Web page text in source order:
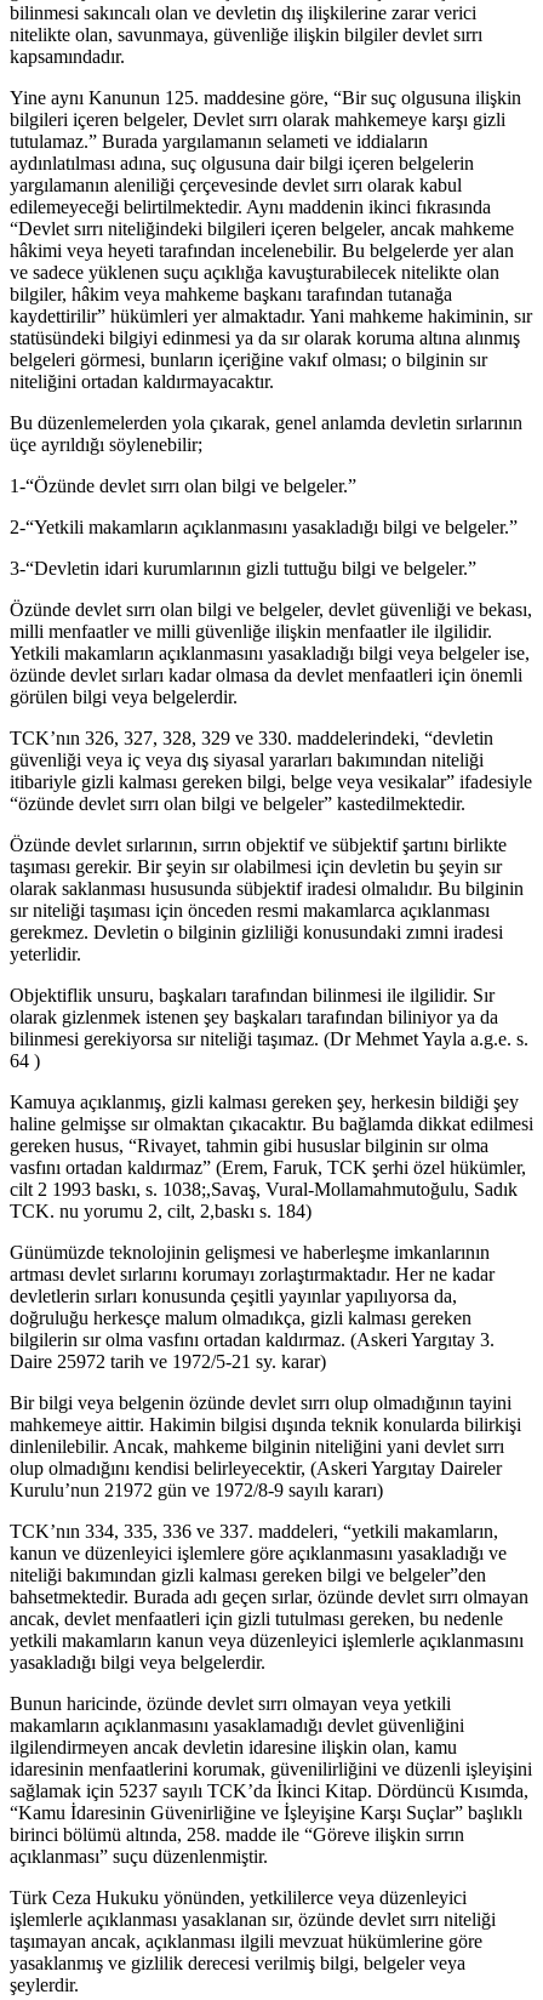
bilinmesi sakıncalı olan ve devletin dış ilişkilerine zarar verici
nitelikte olan, savunmaya, güvenliğe ilişkin bilgiler devlet sırrı
kapsamındadır.
Yine aynı Kanunun 125. maddesine göre, “Bir suç olgusuna ilişkin
bilgileri içeren belgeler, Devlet sırrı olarak mahkemeye karşı gizli
tutulamaz.” Burada yargılamanın selameti ve iddiaların
aydınlatılması adına, suç olgusuna dair bilgi içeren belgelerin
yargılamanın aleniliği çerçevesinde devlet sırrı olarak kabul
edilemeyeceği belirtilmektedir. Aynı maddenin ikinci fıkrasında
“Devlet sırrı niteliğindeki bilgileri içeren belgeler, ancak mahkeme
hâkimi veya heyeti tarafından incelenebilir. Bu belgelerde yer alan
ve sadece yüklenen suçu açıklığa kavuşturabilecek nitelikte olan
bilgiler, hâkim veya mahkeme başkanı tarafından tutanağa
kaydettirilir” hükümleri yer almaktadır. Yani mahkeme hakiminin, sır
statüsündeki bilgiyi edinmesi ya da sır olarak koruma altına alınmış
belgeleri görmesi, bunların içeriğine vakıf olması; o bilginin sır
niteliğini ortadan kaldırmayacaktır.
Bu düzenlemelerden yola çıkarak, genel anlamda devletin sırlarının
üçe ayrıldığı söylenebilir;
1-“Özünde devlet sırrı olan bilgi ve belgeler.”
2-“Yetkili makamların açıklanmasını yasakladığı bilgi ve belgeler.”
3-“Devletin idari kurumlarının gizli tuttuğu bilgi ve belgeler.”
Özünde devlet sırrı olan bilgi ve belgeler, devlet güvenliği ve bekası,
milli menfaatler ve milli güvenliğe ilişkin menfaatler ile ilgilidir.
Yetkili makamların açıklanmasını yasakladığı bilgi veya belgeler ise,
özünde devlet sırları kadar olmasa da devlet menfaatleri için önemli
görülen bilgi veya belgelerdir.
TCK’nın 326, 327, 328, 329 ve 330. maddelerindeki, “devletin
güvenliği veya iç veya dış siyasal yararları bakımından niteliği
itibariyle gizli kalması gereken bilgi, belge veya vesikalar” ifadesiyle
“özünde devlet sırrı olan bilgi ve belgeler” kastedilmektedir.
Özünde devlet sırlarının, sırrın objektif ve sübjektif şartını birlikte
taşıması gerekir. Bir şeyin sır olabilmesi için devletin bu şeyin sır
olarak saklanması hususunda sübjektif iradesi olmalıdır. Bu bilginin
sır niteliği taşıması için önceden resmi makamlarca açıklanması
gerekmez. Devletin o bilginin gizliliği konusundaki zımni iradesi
yeterlidir.
Objektiflik unsuru, başkaları tarafından bilinmesi ile ilgilidir. Sır
olarak gizlenmek istenen şey başkaları tarafından biliniyor ya da
bilinmesi gerekiyorsa sır niteliği taşımaz. (Dr Mehmet Yayla a.g.e. s.
64 )
Kamuya açıklanmış, gizli kalması gereken şey, herkesin bildiği şey
haline gelmişse sır olmaktan çıkacaktır. Bu bağlamda dikkat edilmesi
gereken husus, “Rivayet, tahmin gibi hususlar bilginin sır olma
vasfını ortadan kaldırmaz” (Erem, Faruk, TCK şerhi özel hükümler,
cilt 2 1993 baskı, s. 1038;,Savaş, Vural-Mollamahmutoğulu, Sadık
TCK. nu yorumu 2, cilt, 2,baskı s. 184)
Günümüzde teknolojinin gelişmesi ve haberleşme imkanlarının
artması devlet sırlarını korumayı zorlaştırmaktadır. Her ne kadar
devletlerin sırları konusunda çeşitli yayınlar yapılıyorsa da,
doğruluğu herkesçe malum olmadıkça, gizli kalması gereken
bilgilerin sır olma vasfını ortadan kaldırmaz. (Askeri Yargıtay 3.
Daire 25972 tarih ve 1972/5-21 sy. karar)
Bir bilgi veya belgenin özünde devlet sırrı olup olmadığının tayini
mahkemeye aittir. Hakimin bilgisi dışında teknik konularda bilirkişi
dinlenilebilir. Ancak, mahkeme bilginin niteliğini yani devlet sırrı
olup olmadığını kendisi belirleyecektir, (Askeri Yargıtay Daireler
Kurulu’nun 21972 gün ve 1972/8-9 sayılı kararı)
TCK’nın 334, 335, 336 ve 337. maddeleri, “yetkili makamların,
kanun ve düzenleyici işlemlere göre açıklanmasını yasakladığı ve
niteliği bakımından gizli kalması gereken bilgi ve belgeler”den
bahsetmektedir. Burada adı geçen sırlar, özünde devlet sırrı olmayan
ancak, devlet menfaatleri için gizli tutulması gereken, bu nedenle
yetkili makamların kanun veya düzenleyici işlemlerle açıklanmasını
yasakladığı bilgi veya belgelerdir.
Bunun haricinde, özünde devlet sırrı olmayan veya yetkili
makamların açıklanmasını yasaklamadığı devlet güvenliğini
ilgilendirmeyen ancak devletin idaresine ilişkin olan, kamu
idaresinin menfaatlerini korumak, güvenilirliğini ve düzenli işleyişini
sağlamak için 5237 sayılı TCK’da İkinci Kitap. Dördüncü Kısımda,
“Kamu İdaresinin Güvenirliğine ve İşleyişine Karşı Suçlar” başlıklı
birinci bölümü altında, 258. madde ile “Göreve ilişkin sırrın
açıklanması” suçu düzenlenmiştir.
Türk Ceza Hukuku yönünden, yetkililerce veya düzenleyici
işlemlerle açıklanması yasaklanan sır, özünde devlet sırrı niteliği
taşımayan ancak, açıklanması ilgili mevzuat hükümlerine göre
yasaklanmış ve gizlilik derecesi verilmiş bilgi, belgeler veya
şeylerdir.